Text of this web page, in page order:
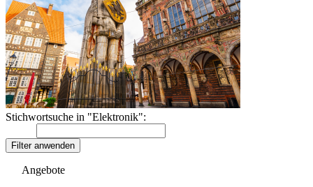
Stichwortsuche in "Elektronik":
Filter anwenden
Angebote